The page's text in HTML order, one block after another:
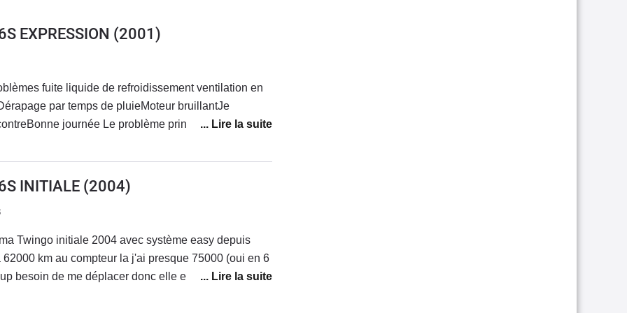
EXPRESSION (2001)
fuite liquide de refroidissement ventilation en
par temps de pluieMoteur bruillantJe
journée Le problème principal elle chauffe
INITIALE (2004)
Twingo initiale 2004 avec système easy depuis
km au compteur la j'ai presque 75000 (oui en 6
besoin de me déplacer donc elle est quasiment